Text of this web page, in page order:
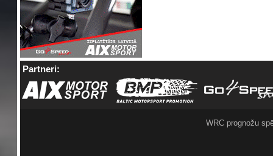
Partneri:
WRC prognožu